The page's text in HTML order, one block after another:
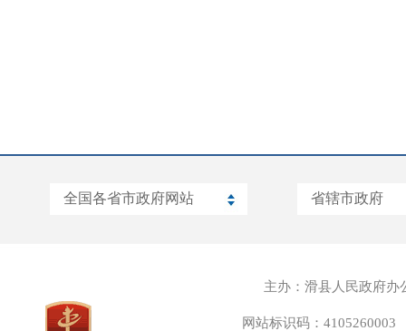
主办：滑县人民政府办
网站标识码：4105260003